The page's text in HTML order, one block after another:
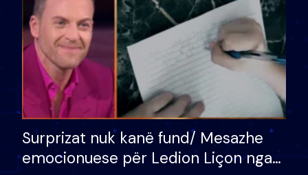
Surprizat nuk kanë fund/ Mesazhe
emocionuese për Ledion Liçon nga